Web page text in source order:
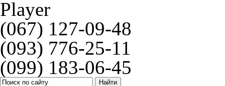
(067) 127-09-48
(093) 776-25-11
(099) 183-06-45